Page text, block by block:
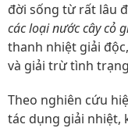
đời sống từ rất lâu
các loại nước cây cỏ
thanh nhiệt giải
và giải trừ tình
Theo nghiên cứu
tác dụng giải nhiệt,